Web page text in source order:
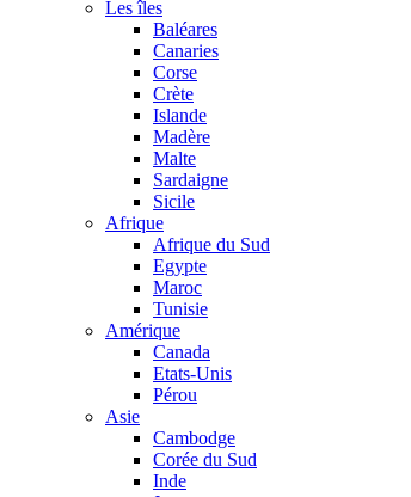
Les îles
Baléares
Canaries
Corse
Crète
Islande
Madère
Malte
Sardaigne
Sicile
Afrique
Afrique du Sud
Egypte
Maroc
Tunisie
Amérique
Canada
Etats-Unis
Pérou
Asie
Cambodge
Corée du Sud
Inde